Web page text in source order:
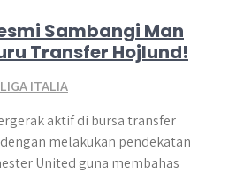
Sambangi Man
Transfer Hojlund!
LIGA ITALIA
aktif di bursa transfer
melakukan pendekatan
United guna membahas